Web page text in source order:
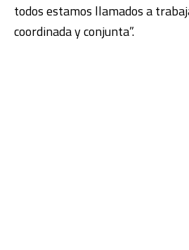
todos estamos llamados a
coordinada y conjunta”.